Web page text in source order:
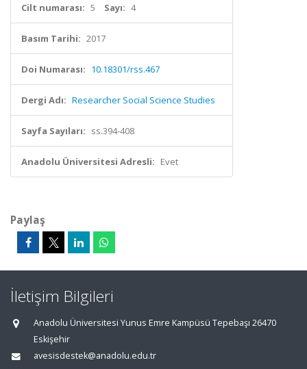
Cilt numarası: 5 Sayı: 4
Basım Tarihi: 2017
Doi Numarası: 10.18301/rss.467
Dergi Adı: Researcher Social Science Studies
Sayfa Sayıları: ss.394-408
Anadolu Üniversitesi Adresli: Evet
Paylaş
İletişim Bilgileri
Anadolu Üniversitesi Yunus Emre Kampüsü Tepebaşı 26470
Eskişehir
avesisdestek@anadolu.edu.tr